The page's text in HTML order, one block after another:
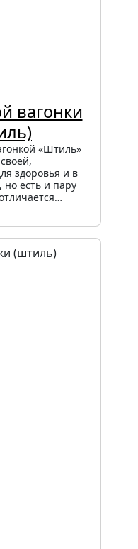
вагонки
«Штиль»
здоровья и в
есть и пару